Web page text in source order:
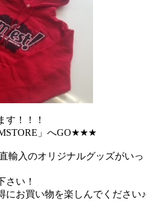
す！！！
」へGO★★★
輸入のオリジナルグッズがいっ
さい！
にお買い物を楽しんでください♪